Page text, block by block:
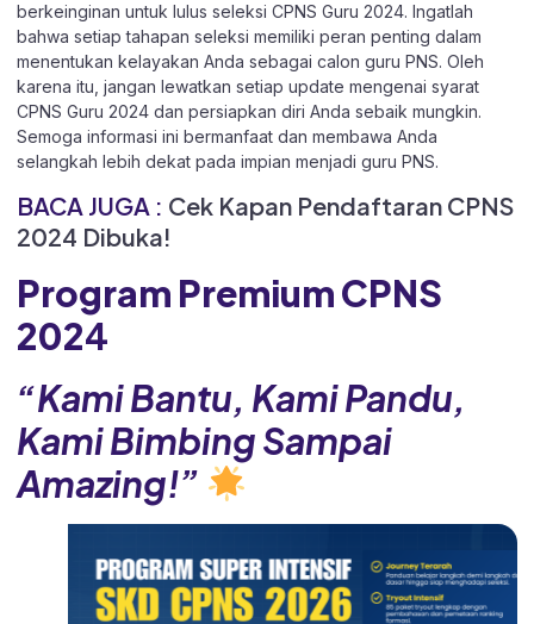
berkeinginan untuk lulus seleksi CPNS Guru 2024. Ingatlah
bahwa setiap tahapan seleksi memiliki peran penting dalam
menentukan kelayakan Anda sebagai calon guru PNS. Oleh
karena itu, jangan lewatkan setiap update mengenai syarat
CPNS Guru 2024 dan persiapkan diri Anda sebaik mungkin.
Semoga informasi ini bermanfaat dan membawa Anda
selangkah lebih dekat pada impian menjadi guru PNS.
BACA JUGA : Cek Kapan Pendaftaran CPNS
2024 Dibuka!
Program Premium CPNS
2024
“Kami Bantu, Kami Pandu,
Kami Bimbing Sampai
Amazing!”